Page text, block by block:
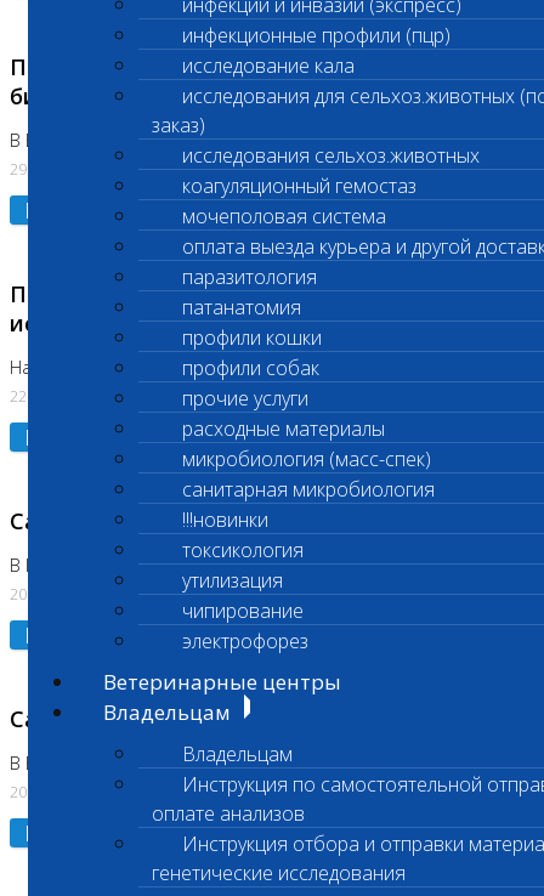
инфекционные профили (пцр)
исследование кала
исследования для сельхоз.животных
заказ)
исследования сельхоз.животных
коагуляционный гемостаз
мочеполовая система
оплата выезда курьера и другой
паразитология
патанатомия
профили кошки
профили собак
прочие услуги
расходные материалы
микробиология (масс-спек)
санитарная микробиология
!!!новинки
токсикология
утилизация
чипирование
электрофорез
Ветеринарные центры
Владельцам
Владельцам
Инструкция по самостоятельной
оплате анализов
Инструкция отбора и отправки
генетические исследования
Приостановлено выполнение срочных
биохимических исследований
В Бутово 29.07.26
29.07.2026
Подробнее
Приостановлено выполнение биохимических
исследований
На Нагорной. Код ( 123,310,309)
22.07.2026
Подробнее
Санитарные дни
В Коломне 24.07.2026 и 28.07.2026
20.07.2026
Подробнее
Санитарный день
В Бутово 21.07.2026
20.07.2026
Подробнее